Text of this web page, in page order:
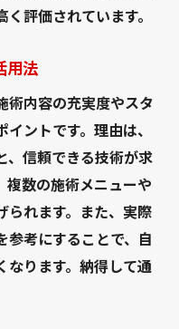
評価されています。
用法
術内容の充実度やスタ
ントです。理由は、
、信頼できる技術が求
複数の施術メニューや
られます。また、実際
参考にすることで、自
なります。納得して通